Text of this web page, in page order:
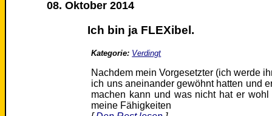
08. Oktober 2014
Ich bin ja FLEXibel.
Kategorie: Verdingt
Nachdem mein Vorgesetzter (ich werde
ich uns aneinander gewöhnt hatten und
machen kann und was nicht hat er
meine Fähigkeiten